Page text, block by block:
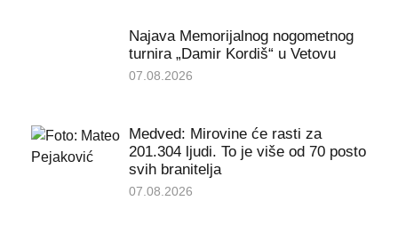
Najava Memorijalnog nogometnog
turnira „Damir Kordiš“ u Vetovu
07.08.2026
Medved: Mirovine će rasti za
201.304 ljudi. To je više od 70 posto
svih branitelja
07.08.2026